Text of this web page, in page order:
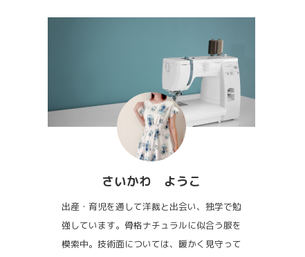
さいかわ ようこ
出産・育児を通して洋裁と出会い、独学で勉
強しています。骨格ナチュラルに似合う服を
模索中。技術面については、暖かく見守って